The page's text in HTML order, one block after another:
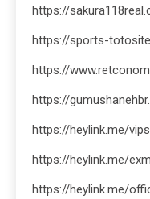
https://
https://sports-
https://
https://
https://heylink.me/
https://heylink.me/
https://heylink.me/